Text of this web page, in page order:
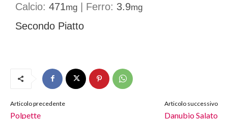
Calcio: 471mg | Ferro: 3.9mg
Secondo Piatto
Articolo precedente
Polpette
Articolo successivo
Danubio Salato